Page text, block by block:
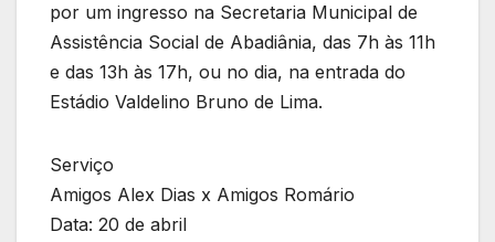
por um ingresso na Secretaria Municipal de
Assistência Social de Abadiânia, das 7h às 11h
e das 13h às 17h, ou no dia, na entrada do
Estádio Valdelino Bruno de Lima.
Serviço
Amigos Alex Dias x Amigos Romário
Data: 20 de abril